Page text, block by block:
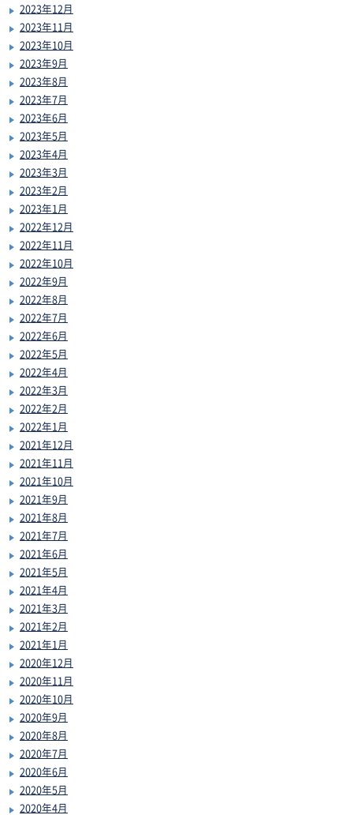
2023年12月
2023年11月
2023年10月
2023年9月
2023年8月
2023年7月
2023年6月
2023年5月
2023年4月
2023年3月
2023年2月
2023年1月
2022年12月
2022年11月
2022年10月
2022年9月
2022年8月
2022年7月
2022年6月
2022年5月
2022年4月
2022年3月
2022年2月
2022年1月
2021年12月
2021年11月
2021年10月
2021年9月
2021年8月
2021年7月
2021年6月
2021年5月
2021年4月
2021年3月
2021年2月
2021年1月
2020年12月
2020年11月
2020年10月
2020年9月
2020年8月
2020年7月
2020年6月
2020年5月
2020年4月